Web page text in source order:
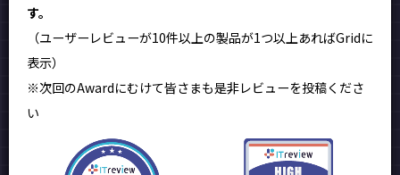
す。
（ユーザーレビューが10件以上の製品が1つ以上あればGridに
表示）
※次回のAwardにむけて皆さまも是非レビューを投稿くださ
い